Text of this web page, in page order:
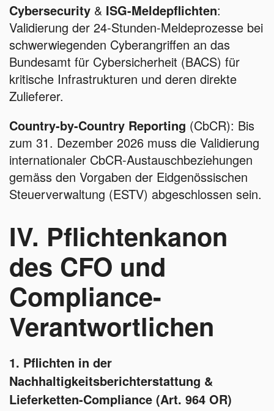
Cybersecurity & ISG-Meldepflichten:
Validierung der 24-Stunden-Meldeprozesse bei
schwerwiegenden Cyberangriffen an das
Bundesamt für Cybersicherheit (BACS) für
kritische Infrastrukturen und deren direkte
Zulieferer.
Country-by-Country Reporting (CbCR): Bis
zum 31. Dezember 2026 muss die Validierung
internationaler CbCR-Austauschbeziehungen
gemäss den Vorgaben der Eidgenössischen
Steuerverwaltung (ESTV) abgeschlossen sein.
IV. Pflichtenkanon
des CFO und
Compliance-
Verantwortlichen
1. Pflichten in der
Nachhaltigkeitsberichterstattung &
Lieferketten-Compliance (Art. 964 OR)